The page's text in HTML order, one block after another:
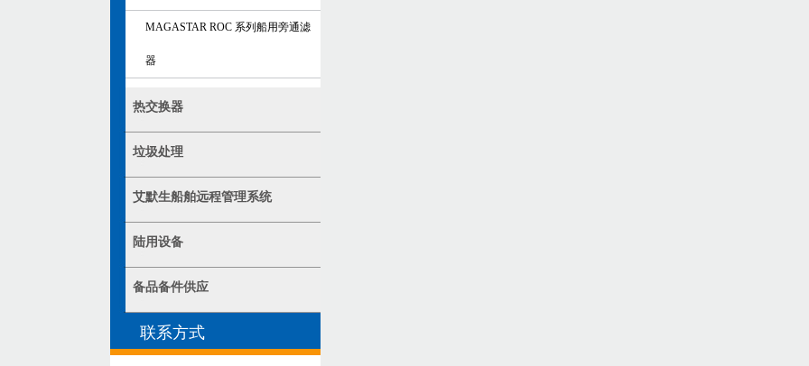
MAGASTAR ROC 系列船用旁通滤
器
热交换器
垃圾处理
艾默生船舶远程管理系统
陆用设备
备品备件供应
联系方式